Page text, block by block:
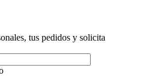
tus pedidos y solicita